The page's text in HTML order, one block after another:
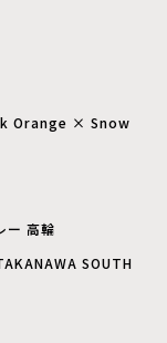
Orange × Snow
ー 高輪
SOUTH